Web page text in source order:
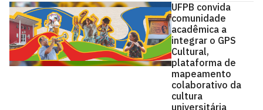
UFPB convida
comunidade
acadêmica a
integrar o GPS
Cultural,
plataforma de
mapeamento
colaborativo da
cultura
universitária